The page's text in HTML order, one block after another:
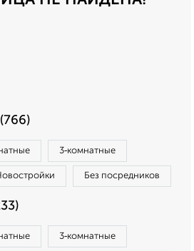
3‑комнатные
Без посредников
3‑комнатные